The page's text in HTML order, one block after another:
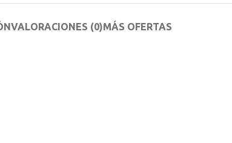
VALORACIONES (0)MÁS OFERTAS